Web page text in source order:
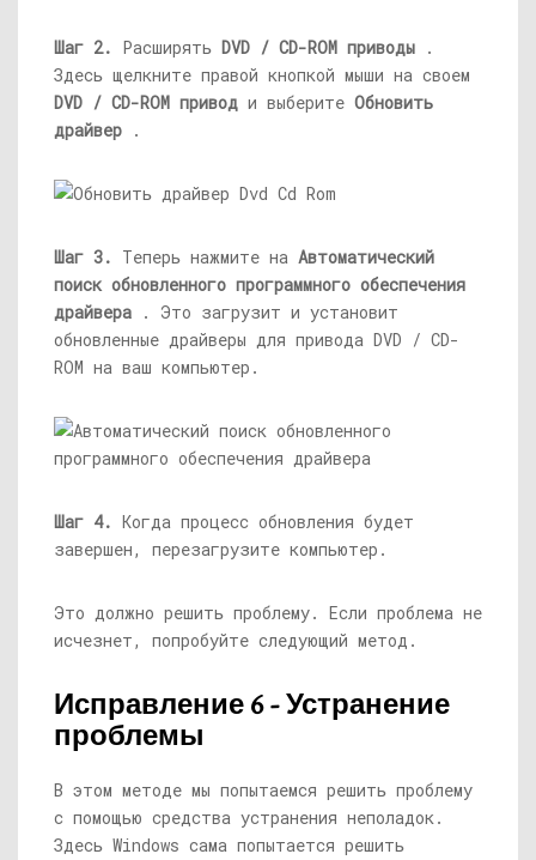
Шаг 2. Расширять DVD / CD-ROM приводы .
Здесь щелкните правой кнопкой мыши на своем
DVD / CD-ROM привод и выберите Обновить
драйвер .
Шаг 3. Теперь нажмите на Автоматический
поиск обновленного программного обеспечения
драйвера . Это загрузит и установит
обновленные драйверы для привода DVD / CD-
ROM на ваш компьютер.
Шаг 4. Когда процесс обновления будет
завершен, перезагрузите компьютер.
Это должно решить проблему. Если проблема не
исчезнет, ​​попробуйте следующий метод.
Исправление 6 - Устранение
проблемы
В этом методе мы попытаемся решить проблему
с помощью средства устранения неполадок.
Здесь Windows сама попытается решить